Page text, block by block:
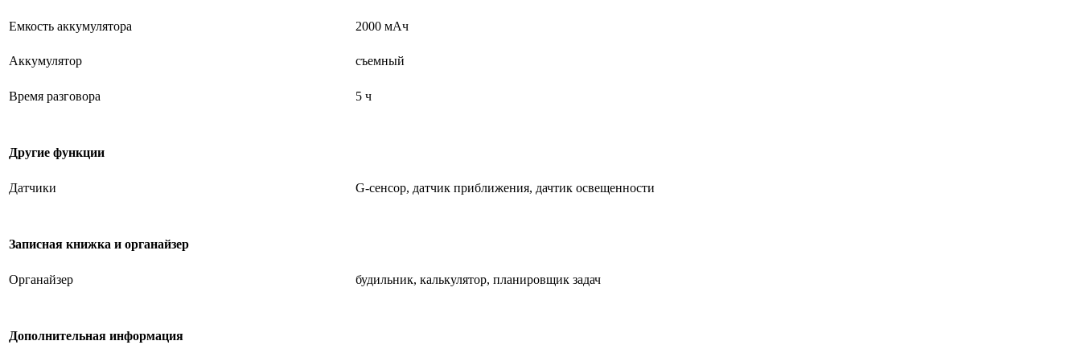
Емкость аккумулятора 2000 мАч
Аккумулятор съемный
Время разговора 5 ч
Другие функции
Датчики G-сенсор, датчик приближения, дачтик освещенности
Записная книжка и органайзер
Органайзер будильник, калькулятор, планировщик задач
Дополнительная информация